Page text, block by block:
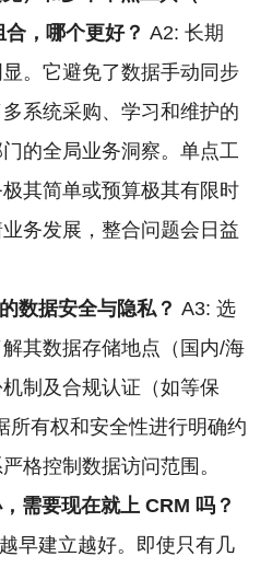
，哪个更好？ A2: 长期
。它避免了数据手动同步
系统采购、学习和维护的
的全局业务洞察。单点工
其简单或预算极其有限时
务发展，整合问题会日益
数据安全与隐私？ A3: 选
其数据存储地点（国内/海
制及合规认证（如等保
所有权和安全性进行明确约
格控制数据访问范围。
需要现在就上 CRM 吗？
早建立越好。即使只有几